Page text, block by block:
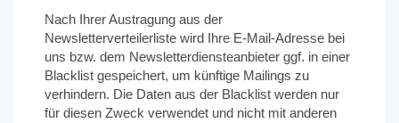
Nach Ihrer Austragung aus der
Newsletterverteilerliste wird Ihre E-Mail-Adresse bei
uns bzw. dem Newsletterdiensteanbieter ggf. in einer
Blacklist gespeichert, um künftige Mailings zu
verhindern. Die Daten aus der Blacklist werden nur
für diesen Zweck verwendet und nicht mit anderen